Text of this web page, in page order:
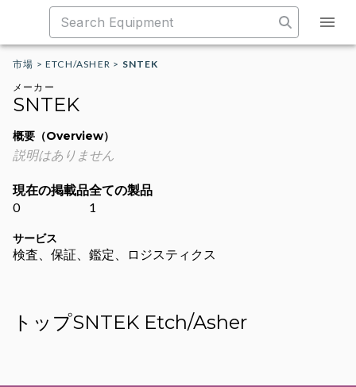
市場 >ETCH/ASHER > SNTEK
メーカー
SNTEK
概要（Overview）
説明はありません
現在の掲載品
0
全ての製品
1
サービス
検査、保証、鑑定、ロジスティクス
トップSNTEK Etch/Asher